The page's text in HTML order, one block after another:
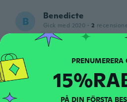
B Benedicte
Gick med 2020 · 2
för 4 år sen
J Gick med 2021 · 47
för 4 år sen
PÅ DIN FÖRSTA